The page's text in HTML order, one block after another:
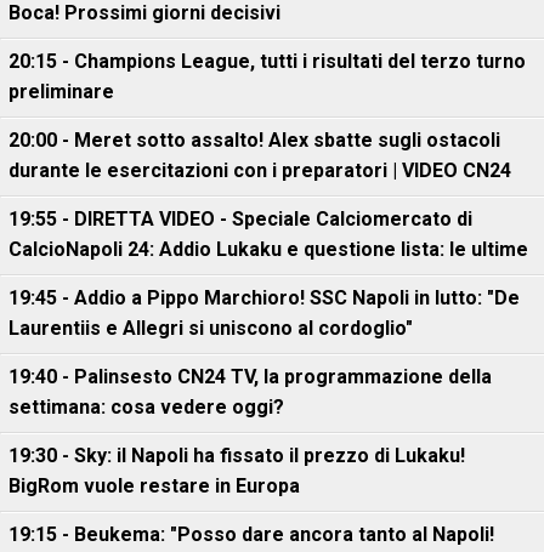
Boca! Prossimi giorni decisivi
20:15 - Champions League, tutti i risultati del terzo turno
preliminare
20:00 - Meret sotto assalto! Alex sbatte sugli ostacoli
durante le esercitazioni con i preparatori | VIDEO CN24
19:55 - DIRETTA VIDEO - Speciale Calciomercato di
CalcioNapoli 24: Addio Lukaku e questione lista: le ultime
19:45 - Addio a Pippo Marchioro! SSC Napoli in lutto: "De
Laurentiis e Allegri si uniscono al cordoglio"
19:40 - Palinsesto CN24 TV, la programmazione della
settimana: cosa vedere oggi?
19:30 - Sky: il Napoli ha fissato il prezzo di Lukaku!
BigRom vuole restare in Europa
19:15 - Beukema: "Posso dare ancora tanto al Napoli!